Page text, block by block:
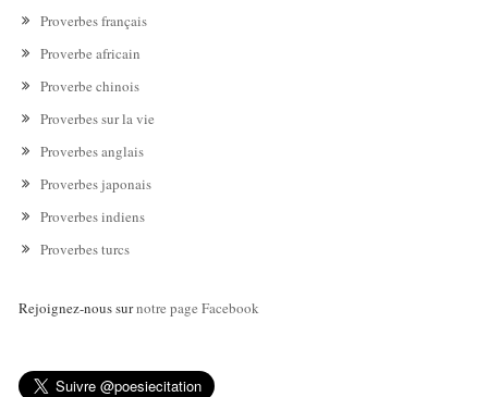
Proverbes français
Proverbe africain
Proverbe chinois
Proverbes sur la vie
Proverbes anglais
Proverbes japonais
Proverbes indiens
Proverbes turcs
Rejoignez-nous surnotre page Facebook